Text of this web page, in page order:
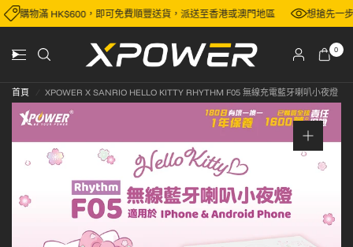
早鳥預訂XPower市面上還未推出產品？立即了解！ 數十款精選產品精選
0
首頁 XPOWER X SANRIO HELLO KITTY RHYTHM F05 無線充電藍牙喇叭小夜燈